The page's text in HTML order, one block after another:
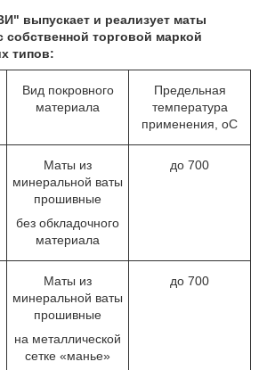
выпускает и реализует маты
собственной торговой маркой
типов:
Вид покровного
материала
Предельная
температура
применения, оС
Маты из
минеральной ваты
прошивные
без обкладочного
материала
до 700
Маты из
минеральной ваты
прошивные
на металлической
сетке «манье»
до 700